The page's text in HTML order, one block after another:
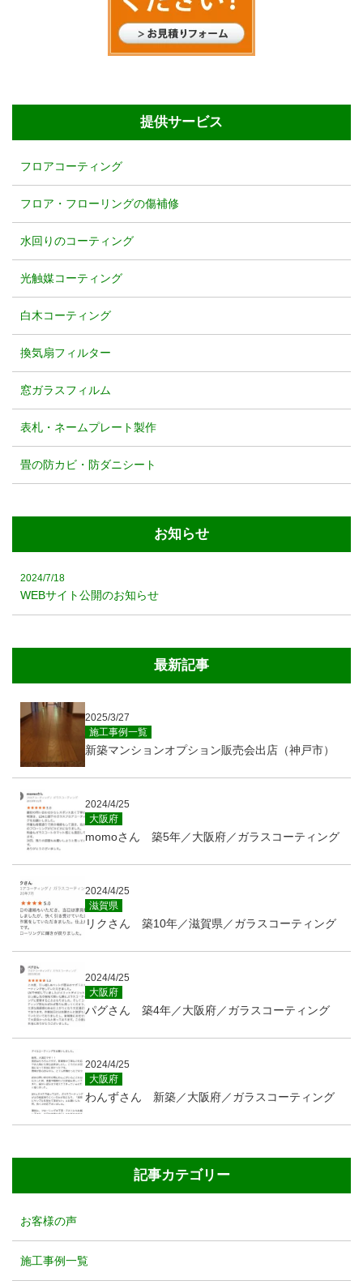
提供サービス
フロアコーティング
フロア・フローリングの傷補修
水回りのコーティング
光触媒コーティング
白木コーティング
換気扇フィルター
窓ガラスフィルム
表札・ネームプレート製作
畳の防カビ・防ダニシート
お知らせ
2024/7/18
WEBサイト公開のお知らせ
最新記事
2025/3/27
施工事例一覧
新築マンションオプション販売会出店（神戸市）
2024/4/25
大阪府
momoさん 築5年／大阪府／ガラスコーティング
2024/4/25
滋賀県
リクさん 築10年／滋賀県／ガラスコーティング
2024/4/25
大阪府
パグさん 築4年／大阪府／ガラスコーティング
2024/4/25
大阪府
わんずさん 新築／大阪府／ガラスコーティング
記事カテゴリー
お客様の声
施工事例一覧